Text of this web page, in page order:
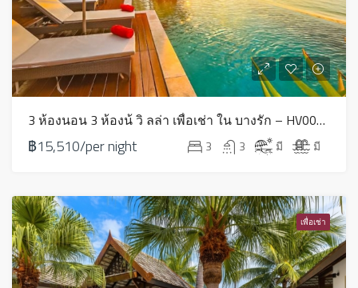
3 ห้องนอน 3 ห้องน้ วิ ลล่า เพื่อเช่า ใน บางรัก – HV0063
฿15,510/per night 3 3 มี มี
เพื่อเช่า